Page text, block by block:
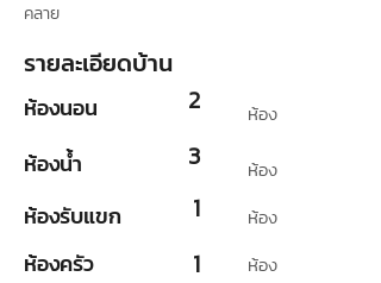
คลาย
รายละเอียดบ้าน
ห้องนอน
ห้องน้ำ
ห้องรับแขก
ห้องครัว
2
3
1
1
ห้อง
ห้อง
ห้อง
ห้อง